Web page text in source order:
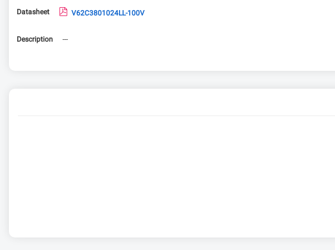
Datasheet V62C3801024LL-100V
Description ---